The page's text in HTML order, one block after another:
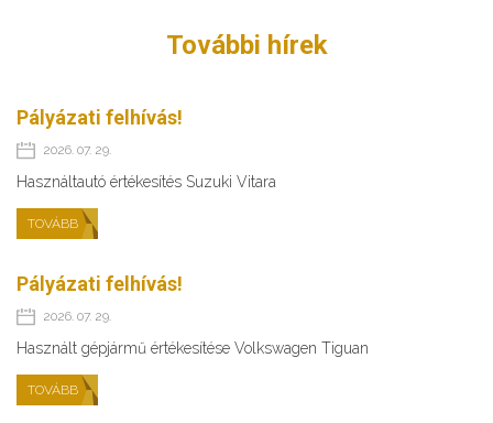
További hírek
Pályázati felhívás!
2026. 07. 29.
Használtautó értékesítés Suzuki Vitara
TOVÁBB
Pályázati felhívás!
2026. 07. 29.
Használt gépjármű értékesítése Volkswagen Tiguan
TOVÁBB